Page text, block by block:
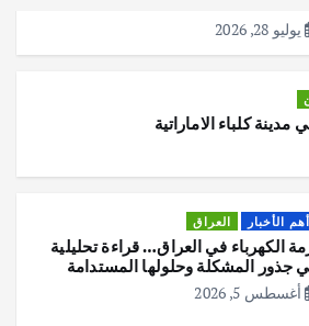
يوليو 28, 2026
كلباء الاماراتية
أهم الأخبار العراق
الكهرباء في العراق… قراءة تحليلية
جذور المشكلة وحلولها المستدامة
أغسطس 5, 2026